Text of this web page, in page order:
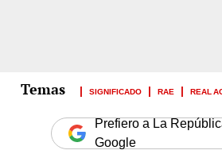
SIGNIFICADO RAE REAL
Prefiero a La
Google